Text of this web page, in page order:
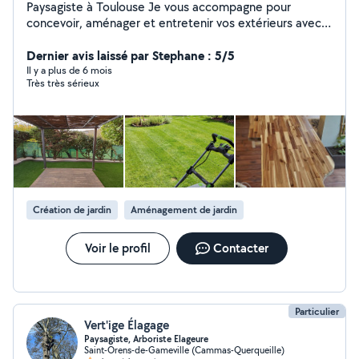
Paysagiste à Toulouse Je vous accompagne pour
concevoir, aménager et entretenir vos extérieurs avec
usage. Interventions réalisées avec du matériel
électrique, silencieux et à faible impact. Aménagement
& création : Création d'allées, terrasses bois, massifs,
extérieurs durables. Solutions complémentaires : Serres
clé en main avec culture hors sol et arrosage optimisé,
gestion des eaux de pluie (récupération et infiltration),
solutions pour améliorer le confort extérieur. Entretien :
Tonte, tailles, débroussaillage, entretien des massifs,
ramassage et évacuation des déchets verts.
Interventions ponctuelles ou contrats annuels.
Engagements : Matériel électrique, gestion responsable
des déchets, prestations éligibles au crédit d'impôt 50
Dernier avis laissé par Stephane : 5/5
Il y a plus de 6 mois
Très très sérieux
Création de jardin Aménagement de jardin
Voir le profil Contacter
Particulier
Vert'ige Élagage
Paysagiste, Arboriste Elageure
Saint-Orens-de-Gameville (Cammas-Querqueille)